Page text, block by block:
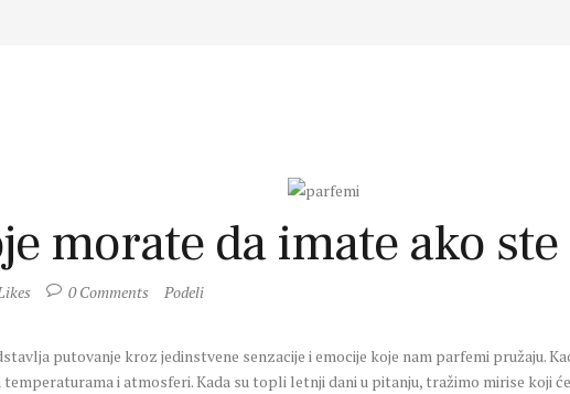
morate da imate ako ste
0Comments Podeli
putovanje kroz jedinstvene senzacije i emocije koje nam parfemi pružaju.
i atmosferi. Kada su topli letnji dani u pitanju, tražimo mirise koji